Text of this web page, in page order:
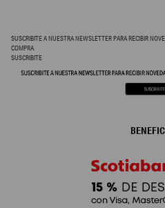
SUSCRIBITE A NUESTRA NEWSLETTER PARA RECIBIR
COMPRA
SUSCRIBITE